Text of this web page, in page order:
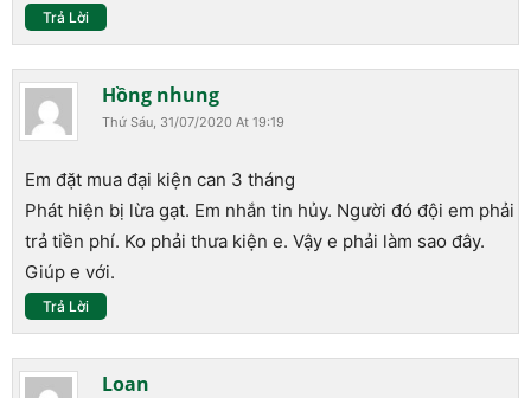
Trả Lời
Hồng nhung
Thứ Sáu, 31/07/2020 At 19:19
Em đặt mua đại kiện can 3 tháng
Phát hiện bị lừa gạt. Em nhắn tin hủy. Người đó đội em phải
trả tiền phí. Ko phải thưa kiện e. Vậy e phải làm sao đây.
Giúp e với.
Trả Lời
Loan